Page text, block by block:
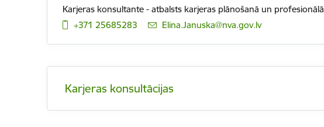
Karjeras konsultante - atbalsts karjeras plānošanā un
+371 25685283
E-pasts:
Elina.Januska@nva.gov.lv
Karjeras konsultācijas